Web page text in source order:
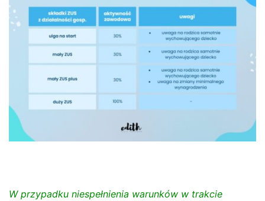
W przypadku niespełnienia warunków w trakcie